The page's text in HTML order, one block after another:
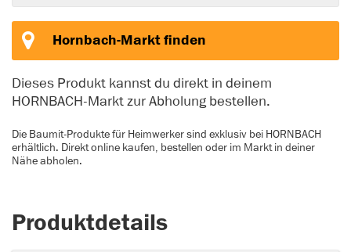
Hornbach-Markt finden
Dieses Produkt kannst du direkt in deinem
HORNBACH-Markt zur Abholung bestellen.
Die Baumit-Produkte für Heimwerker sind exklusiv bei HORNBACH
erhältlich. Direkt online kaufen, bestellen oder im Markt in deiner
Nähe abholen.
Produktdetails